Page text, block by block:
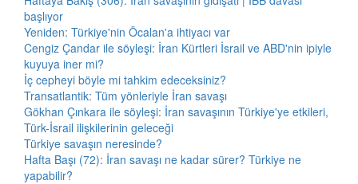
başlıyor
Yeniden: Türkiye'nin Öcalan'a ihtiyacı var
Cengiz Çandar ile söyleşi: İran Kürtleri İsrail ve ABD'nin ipiyle
kuyuya iner mi?
İç cepheyi böyle mi tahkim edeceksiniz?
Transatlantik: Tüm yönleriyle İran savaşı
Gökhan Çınkara ile söyleşi: İran savaşının Türkiye'ye etkileri,
Türk-İsrail ilişkilerinin geleceği
Türkiye savaşın neresinde?
Hafta Başı (72): İran savaşı ne kadar sürer? Türkiye ne
yapabilir?